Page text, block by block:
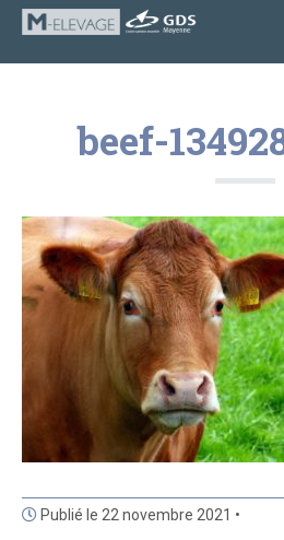
beef-
Publié le 22 novembre 2021 •